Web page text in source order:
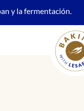
y la fermentación.